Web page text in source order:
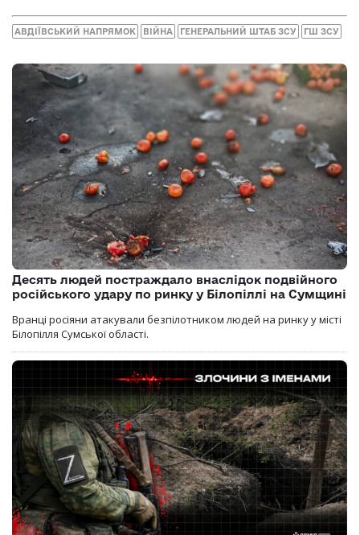
АВДІЇВСЬКИЙ НАПРЯМОК ВІЙНА ГЕНЕРАЛЬНИЙ ШТАБ ЗСУ ГШ ЗСУ
Десять людей постраждало внаслідок подвійного
російського удару по ринку у Білопіллі на Сумщині
Вранці росіяни атакували безпілотником людей на ринку у місті
Білопілля Сумської області.